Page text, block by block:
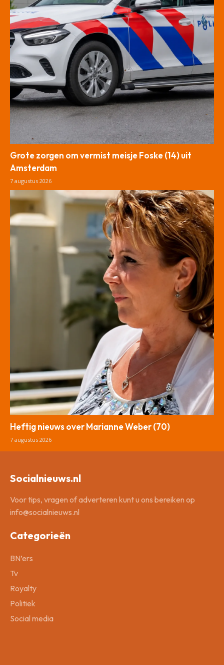
Grote zorgen om vermist meisje Foske (14) uit
Amsterdam
7 augustus 2026
Heftig nieuws over Marianne Weber (70)
7 augustus 2026
Socialnieuws.nl
Voor tips, vragen of adverteren kunt u ons bereiken op
info@socialnieuws.nl
Categorieën
BN’ers
Tv
Royalty
Politiek
Social media